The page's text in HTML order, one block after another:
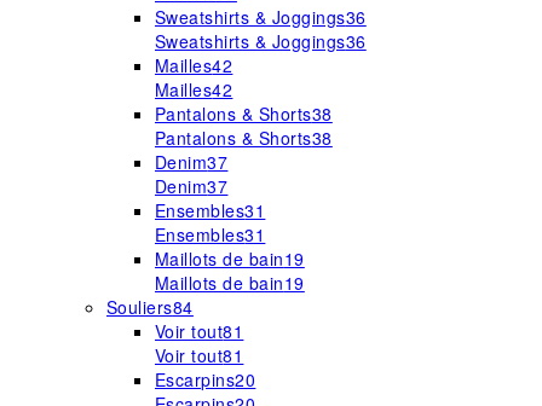
Sweatshirts & Joggings36
Sweatshirts & Joggings36
Mailles42
Mailles42
Pantalons & Shorts38
Pantalons & Shorts38
Denim37
Denim37
Ensembles31
Ensembles31
Maillots de bain19
Maillots de bain19
Souliers84
Voir tout81
Voir tout81
Escarpins20